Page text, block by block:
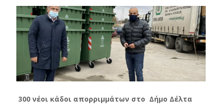
300 νέοι κάδοι απορριμμάτων στο Δήμο Δέλτα